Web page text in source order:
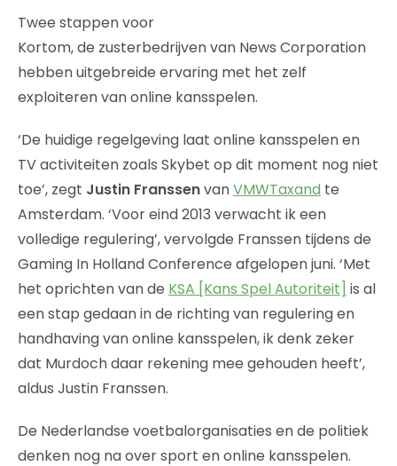
Twee stappen voor
Kortom, de zusterbedrijven van News Corporation
hebben uitgebreide ervaring met het zelf
exploiteren van online kansspelen.
‘De huidige regelgeving laat online kansspelen en
TV activiteiten zoals Skybet op dit moment nog niet
toe’, zegt Justin FranssenvanVMWTaxand te
Amsterdam. ‘Voor eind 2013 verwacht ik een
volledige regulering’, vervolgde Franssen tijdens de
Gaming In Holland Conference afgelopen juni. ‘Met
het oprichten van de KSA [Kans Spel Autoriteit] is al
een stap gedaan in de richting van regulering en
handhaving van online kansspelen, ik denk zeker
dat Murdoch daar rekening mee gehouden heeft’,
aldus Justin Franssen.
De Nederlandse voetbalorganisaties en de politiek
denken nog na over sport en online kansspelen.